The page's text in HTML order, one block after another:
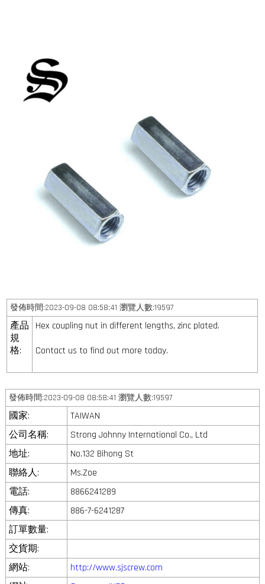
發佈時間:2023-09-08 08:58:41 瀏覽人數:19597
產品
規
格:
Hex coupling nut in different lengths, zinc plated.
Contact us to find out more today.
發佈時間:2023-09-08 08:58:41 瀏覽人數:19597
國家:
TAIWAN
公司名稱:
Strong Johnny International Co., Ltd
地址:
No.132 Bihong St
聯絡人:
Ms.Zoe
電話:
8866241289
傳真:
886-7-6241287
訂單數量:
交貨期:
網站:
http://www.sjscrew.com